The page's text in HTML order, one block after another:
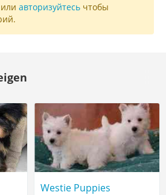
или авторизуйтесь чтобы
Westie Puppies